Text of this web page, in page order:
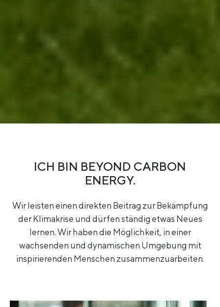
ICH BIN BEYOND CARBON
ENERGY.
Wir leisten einen direkten Beitrag zur Bekämpfung
der Klimakrise und dürfen ständig etwas Neues
lernen. Wir haben die Möglichkeit, in einer
wachsenden und dynamischen Umgebung mit
inspirierenden Menschen zusammenzuarbeiten.